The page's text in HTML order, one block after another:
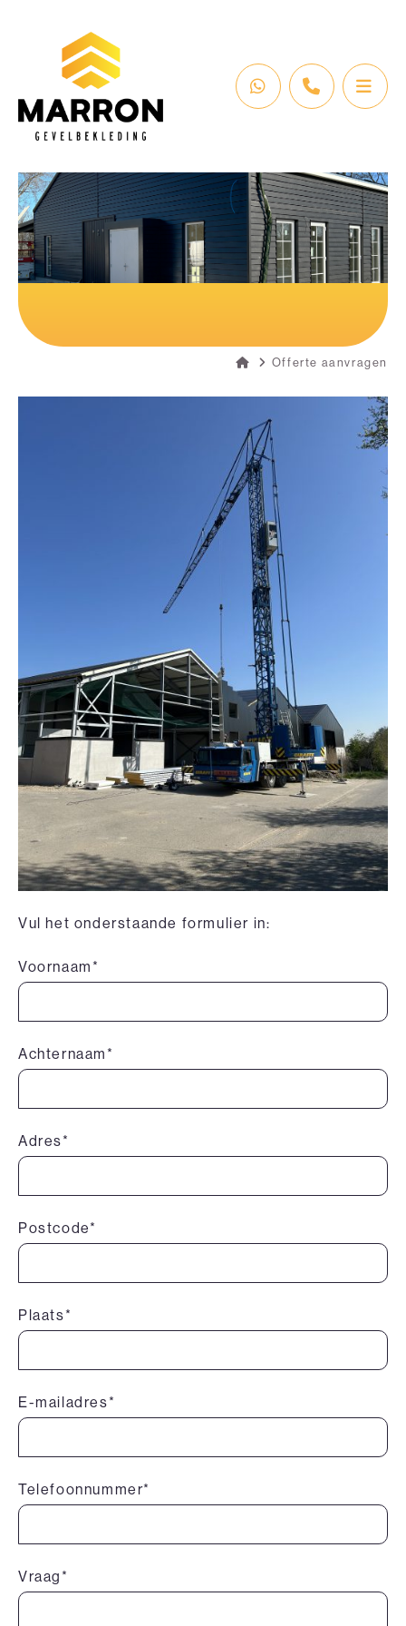
Offerte aanvragen
Vul het onderstaande formulier in:
Voornaam*
Achternaam*
Adres*
Postcode*
Plaats*
E-mailadres*
Telefoonnummer*
Vraag*